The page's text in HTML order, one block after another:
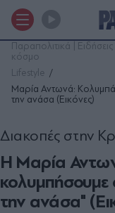
Παραπολιτικά |
κόσμο
Lifestyle
Μαρία Αντωνά: Κολυμπά
την ανάσα (Εικόνες)
Η Μαρία
κολυμπήσουμε
την ανάσα"
Διακοπές στην